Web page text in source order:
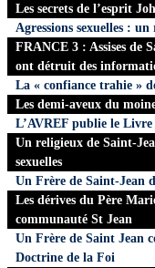
Les secrets de l’esprit
Agressions sexuelles :
FRANCE 3 : Assises de
ont détruit des
La « confiance trahie »
Les demi-aveux du
L’AVREF publie le
Un religieux de Saint-
sexuelles
Un Frère de Saint-Jean
Les dérives du Père
communauté St Jean
Un Frère de Saint Jean
Doctrine de la Foi